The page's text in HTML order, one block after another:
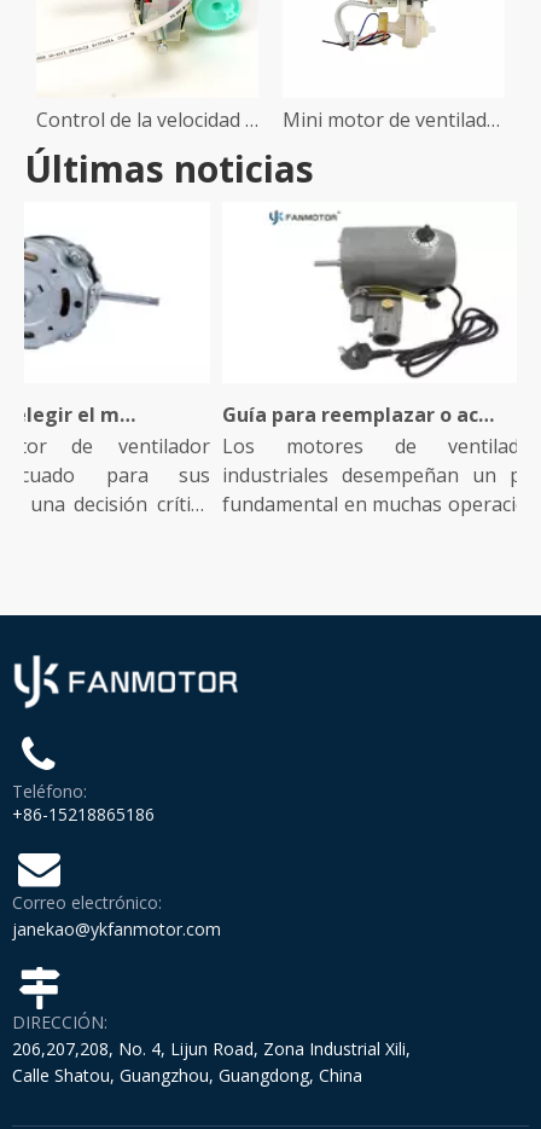
Control de la velocidad del ventilador motor sombreado pole motor Mini motor de ventilador de mesa
Últimas noticias
Consejos para elegir el motor de ventilador industrial adecuado para su instalación
de ventilador
para sus
decisión crítica
Guía para reemplazar o actualizar el motor de su ventilador industrial
Los motores de ventiladores
industriales desempeñan un papel
fundamental en muchas operaciones
Teléfono:
+86-15218865186
Correo electrónico:
janekao@ykfanmotor.com
DIRECCIÓN:
206,207,208, No. 4, Lijun Road, Zona Industrial Xili,
Calle Shatou, Guangzhou, Guangdong, China